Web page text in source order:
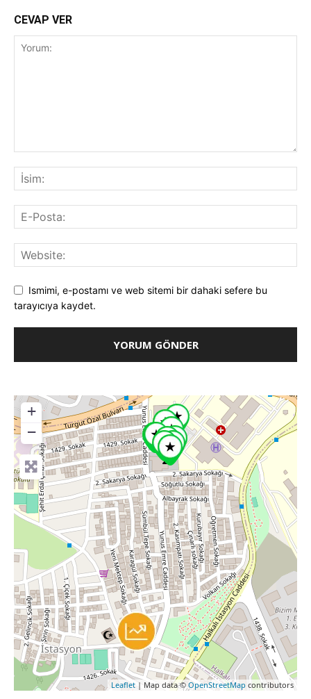
CEVAP VER
Ismimi, e-postamı ve web sitemi bir dahaki sefere bu
tarayıcıya kaydet.
+
−
Leaflet | Map data ©OpenStreetMap contributors